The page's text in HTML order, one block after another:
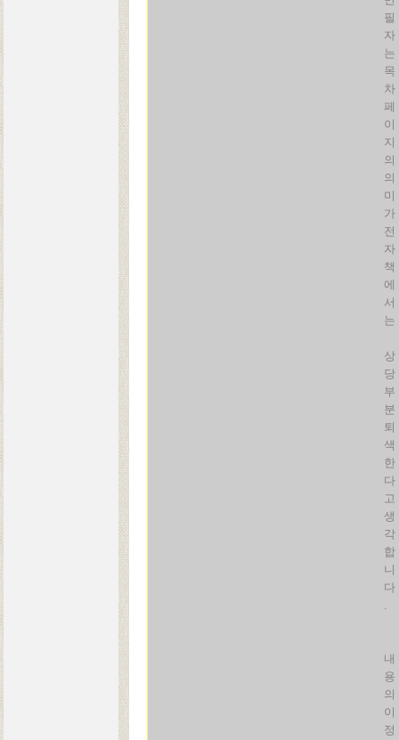
필
자
는
목
차
페
이
지
의
의
미
가
전
자
책
에
서
는
상
당
부
분
퇴
색
한
다
고
생
각
합
니
다
.
내
용
의
이
정